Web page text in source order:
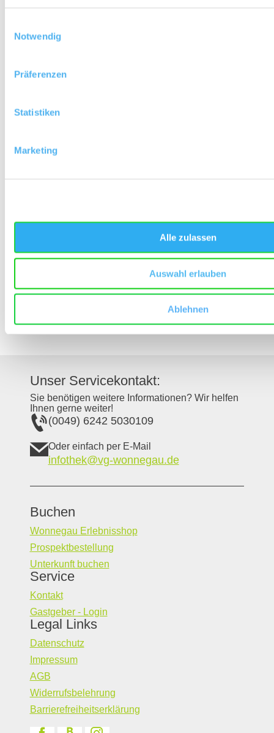
Notwendig
Präferenzen
Statistiken
Marketing
Alle zulassen
Auswahl erlauben
Ablehnen
Allgemein
Gestein: Löss
Anteil an Gesamtfläche in Rheinhessen: 4 %
Unser Servicekontakt:
Sie benötigen weitere Informationen? Wir helfen
Ihnen gerne weiter!
(0049) 6242 5030109
Oder einfach per E-Mail
infothek@vg-wonnegau.de
Buchen
Wonnegau Erlebnisshop
Prospektbestellung
Unterkunft buchen
Service
Kontakt
Gastgeber - Login
Legal Links
Datenschutz
Impressum
AGB
Widerrufsbelehrung
Barrierefreiheitserklärung